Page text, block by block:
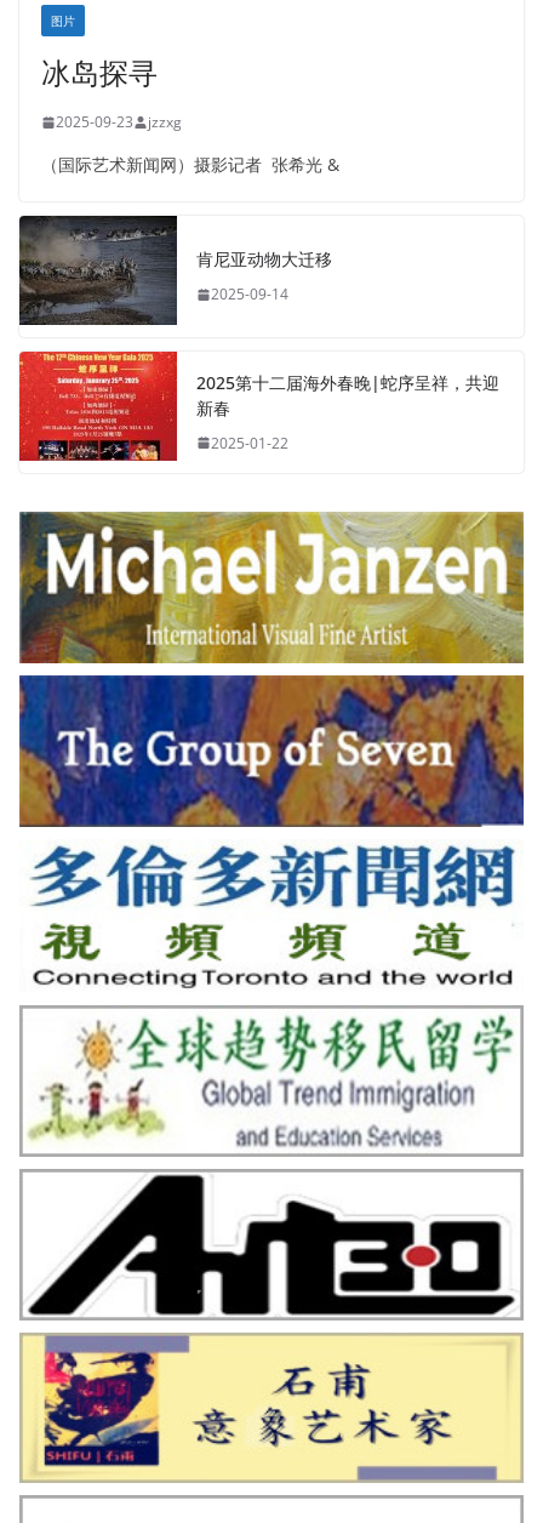
图片
冰岛探寻
2025-09-23 jzzxg
（国际艺术新闻网）摄影记者 张希光 &
肯尼亚动物大迁移
2025-09-14
2025第十二届海外春晚|蛇序呈祥，共迎
新春
2025-01-22